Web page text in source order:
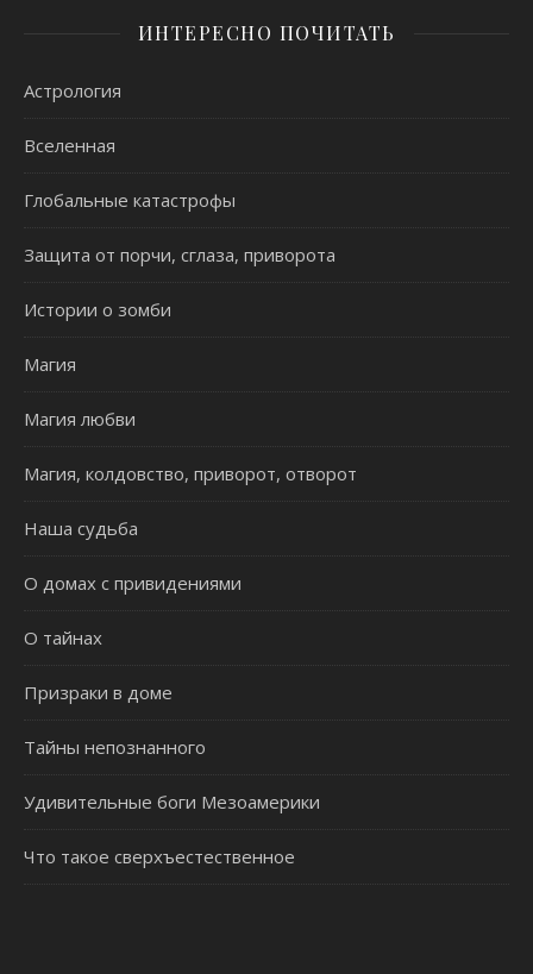
ИНТЕРЕСНО ПОЧИТАТЬ
Астрология
Вселенная
Глобальные катастрофы
Защита от порчи, сглаза, приворота
Истории о зомби
Магия
Магия любви
Магия, колдовство, приворот, отворот
Наша судьба
О домах с привидениями
О тайнах
Призраки в доме
Тайны непознанного
Удивительные боги Мезоамерики
Что такое сверхъестественное